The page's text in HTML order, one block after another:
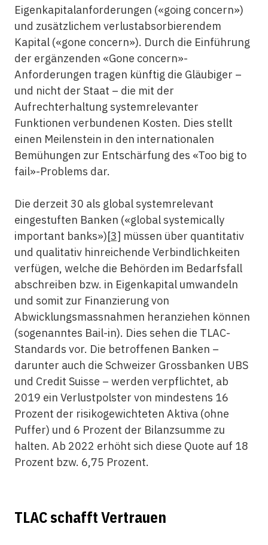
Eigenkapitalanforderungen («going concern»)
und zusätzlichem verlustabsorbierendem
Kapital («gone concern»). Durch die Einführung
der ergänzenden «Gone concern»-
Anforderungen tragen künftig die Gläubiger –
und nicht der Staat – die mit der
Aufrechterhaltung systemrelevanter
Funktionen verbundenen Kosten. Dies stellt
einen Meilenstein in den internationalen
Bemühungen zur Entschärfung des «Too big to
fail»-Problems dar.
Die derzeit 30 als global systemrelevant
eingestuften Banken («global systemically
important banks»)[3] müssen über quantitativ
und qualitativ hinreichende Verbindlichkeiten
verfügen, welche die Behörden im Bedarfsfall
abschreiben bzw. in Eigenkapital umwandeln
und somit zur Finanzierung von
Abwicklungsmassnahmen heranziehen können
(sogenanntes Bail-in). Dies sehen die TLAC-
Standards vor. Die betroffenen Banken –
darunter auch die Schweizer Grossbanken UBS
und Credit Suisse – werden verpflichtet, ab
2019 ein Verlustpolster von mindestens 16
Prozent der risikogewichteten Aktiva (ohne
Puffer) und 6 Prozent der Bilanzsumme zu
halten. Ab 2022 erhöht sich diese Quote auf 18
Prozent bzw. 6,75 Prozent.
TLAC schafft Vertrauen